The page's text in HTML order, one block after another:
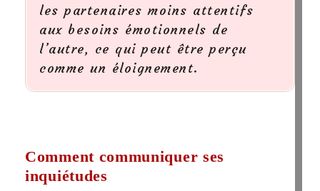
les partenaires moins attentifs
aux besoins émotionnels de
l’autre, ce qui peut être perçu
comme un éloignement.
Comment communiquer ses
inquiétudes